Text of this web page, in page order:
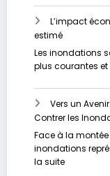
inondations
en
Belgique
:
Comprendre
causes
et
se
préparer
pour
l’avenir
L’impact
estimé
Les inondations
plus courantes
Vers un
Contrer les
Face à la
inondations
la suite: